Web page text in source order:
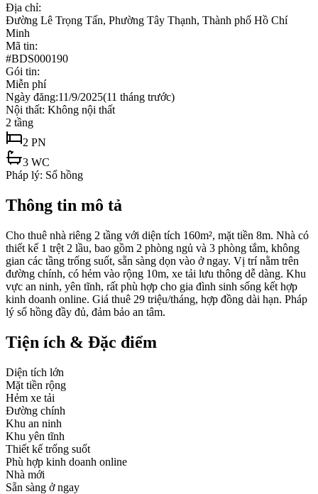
Địa chỉ:
Đường Lê Trọng Tấn, Phường Tây Thạnh, Thành phố Hồ Chí
Minh
Mã tin:
#BDS000190
Gói tin:
Miễn phí
Ngày đăng:11/9/2025(11 tháng trước)
Nội thất: Không nội thất
2 tầng
2 PN
3 WC
Pháp lý: Sổ hồng
Thông tin mô tả
Cho thuê nhà riêng 2 tầng với diện tích 160m², mặt tiền 8m. Nhà có
thiết kế 1 trệt 2 lầu, bao gồm 2 phòng ngủ và 3 phòng tắm, không
gian các tầng trống suốt, sẵn sàng dọn vào ở ngay. Vị trí nằm trên
đường chính, có hẻm vào rộng 10m, xe tải lưu thông dễ dàng. Khu
vực an ninh, yên tĩnh, rất phù hợp cho gia đình sinh sống kết hợp
kinh doanh online. Giá thuê 29 triệu/tháng, hợp đồng dài hạn. Pháp
lý sổ hồng đầy đủ, đảm bảo an tâm.
Tiện ích & Đặc điểm
Diện tích lớn
Mặt tiền rộng
Hẻm xe tải
Đường chính
Khu an ninh
Khu yên tĩnh
Thiết kế trống suốt
Phù hợp kinh doanh online
Nhà mới
Sẵn sàng ở ngay